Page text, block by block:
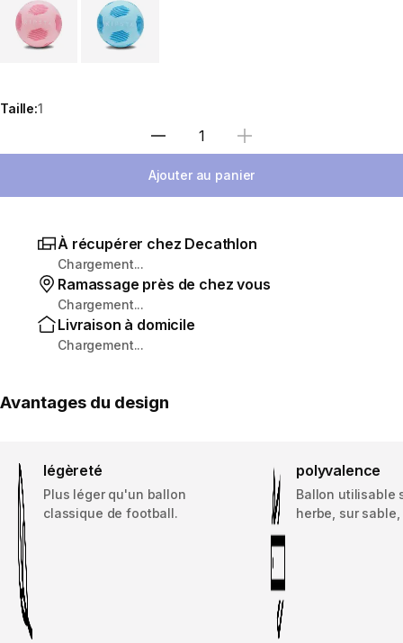
Taille:1
Sélectionnez la quantité
Ajouter au panier
À récupérer chez Decathlon
Chargement...
Ramassage près de chez vous
Chargement...
Livraison à domicile
Chargement...
Avantages du design
légèreté
Plus léger qu'un ballon
classique de football.
polyvalence
Ballon utilisable
herbe, sur